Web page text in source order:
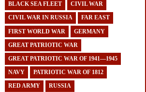
BLACK SEA FLEET CIVIL WAR
CIVIL WAR IN RUSSIA FAR EAST
FIRST WORLD WAR GERMANY
GREAT PATRIOTIC WAR
GREAT PATRIOTIC WAR OF 1941—1945
NAVY PATRIOTIC WAR OF 1812
RED ARMY RUSSIA